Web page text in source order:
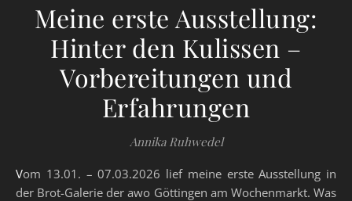
Meine erste Ausstellung:
Hinter den Kulissen –
Vorbereitungen und
Erfahrungen
Annika Ruhwedel
Vom 13.01. – 07.03.2026 lief meine erste Ausstellung in
der Brot-Galerie der awo Göttingen am Wochenmarkt. Was